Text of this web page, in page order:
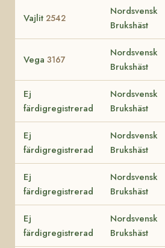
Vajlit 2542
Nordsvensk
Brukshäst
Vega 3167
Nordsvensk
Brukshäst
Ej
färdigregistrerad
Nordsvensk
Brukshäst
Ej
färdigregistrerad
Nordsvensk
Brukshäst
Ej
färdigregistrerad
Nordsvensk
Brukshäst
Ej
färdigregistrerad
Nordsvensk
Brukshäst